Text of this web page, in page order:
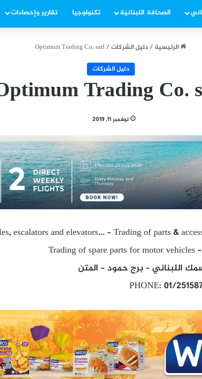
الصحافة اللبنانية تكنولوجيا تقارير وإحصاءات
الرئيسية/دليل الشركات/
Optimum Trading Co. sarl
دليل الشركات
Trading Co.
نوفمبر 11, 2019
escalators and elevators… – Trading of parts &
Trading of spare parts for motor vehicles
اللبناني – برج حمود – المتن
PHONE: 01/